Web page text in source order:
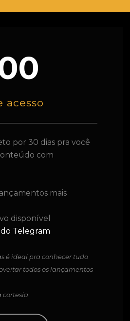
acesso
por 30 dias pra você
com
mais
disponível
Telegram
é ideal pra conhecer tudo
todos os lançamentos
cortesia